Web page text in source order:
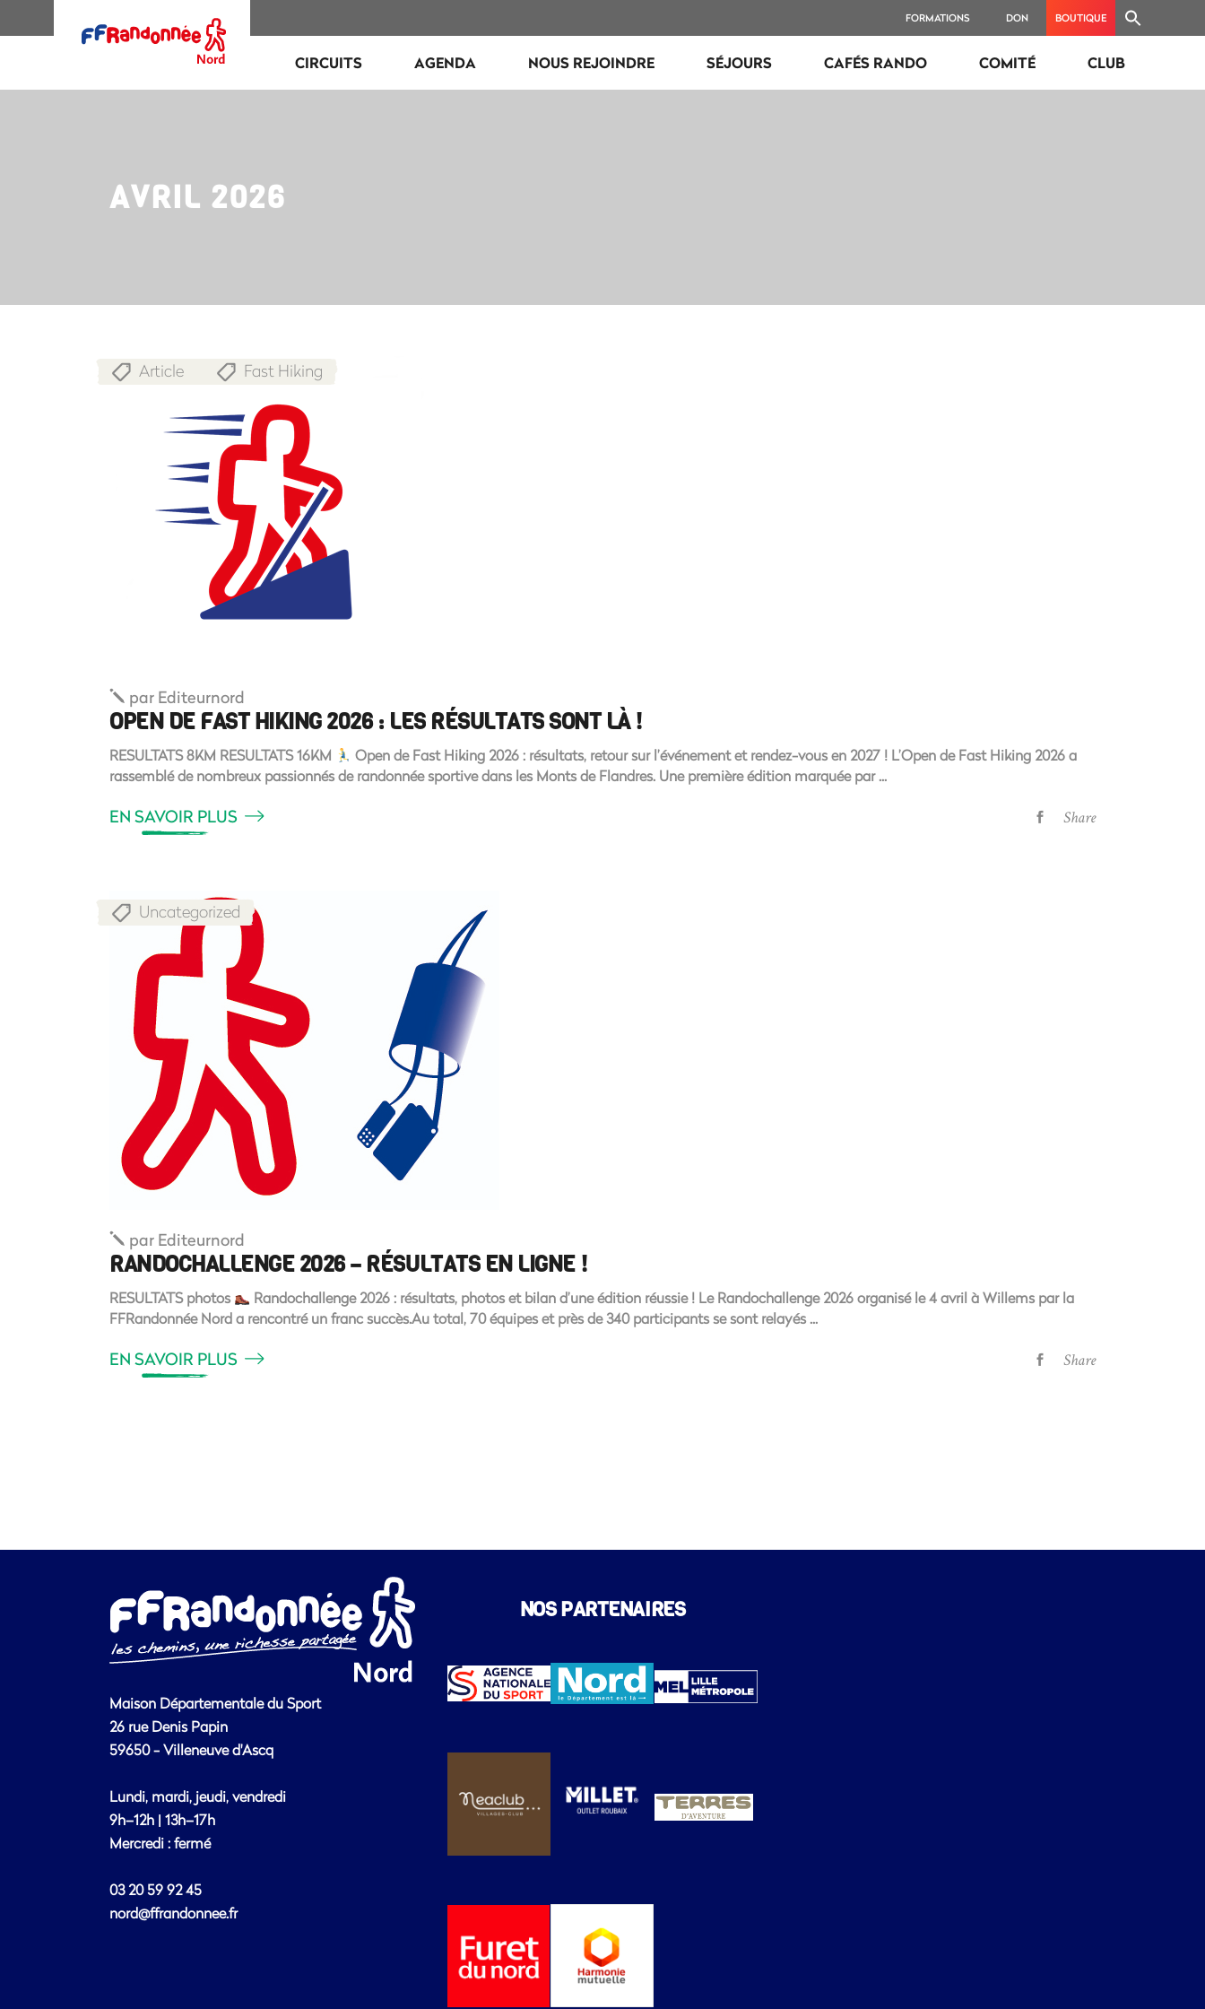
FORMATIONS DON BOUTIQUE
CIRCUITS AGENDA NOUS REJOINDRE SÉJOURS CAFÉS RANDO COMITÉ CLUB
AVRIL 2026
Article Fast Hiking
par Editeurnord
OPEN DE FAST HIKING 2026 : LES RÉSULTATS SONT LÀ !
RESULTATS 8KM RESULTATS 16KM
Open de Fast Hiking 2026 : résultats, retour sur l’événement et rendez-vous en 2027 ! L’Open de Fast Hiking 2026 a
rassemblé de nombreux passionnés de randonnée sportive dans les Monts de Flandres. Une première édition marquée par
EN SAVOIR PLUS Share
Uncategorized
par Editeurnord
RANDOCHALLENGE 2026 – RÉSULTATS EN LIGNE !
RESULTATS photos
Randochallenge 2026 : résultats, photos et bilan d’une édition réussie ! Le Randochallenge 2026 organisé le 4 avril à Willems par la
FFRandonnée Nord a rencontré un franc succès.Au total, 70 équipes et près de 340 participants se sont relayés
EN SAVOIR PLUS Share
Maison Départementale du Sport
26 rue Denis Papin
59650 - Villeneuve d'Ascq
Lundi, mardi, jeudi, vendredi
9h–12h | 13h–17h
Mercredi : fermé
03 20 59 92 45
nord@ffrandonnee.fr
NOS PARTENAIRES